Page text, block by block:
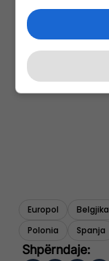
Europol Belgjika
Polonia
Spanja